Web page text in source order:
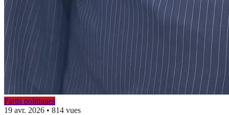
Partis politiques
19 avr. 2026 • 814 vues